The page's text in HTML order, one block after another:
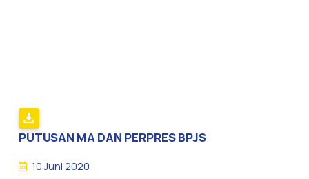
PUTUSAN MA DAN PERPRES BPJS
10 Juni 2020